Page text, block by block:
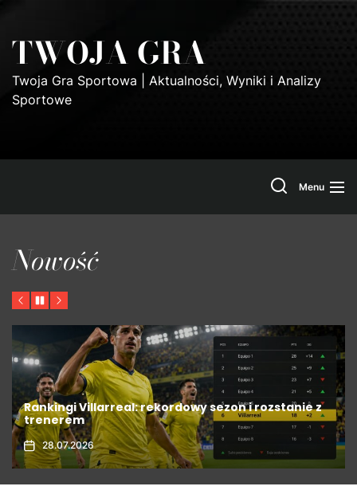
the
content
TWOJA GRA
Twoja Gra Sportowa | Aktualności, Wyniki i Analizy
Sportowe
SearchMenu
Nowość
Previous
PauseNext
Formaty jackpotów i ich prezentacja w grach
online
31.07.2026